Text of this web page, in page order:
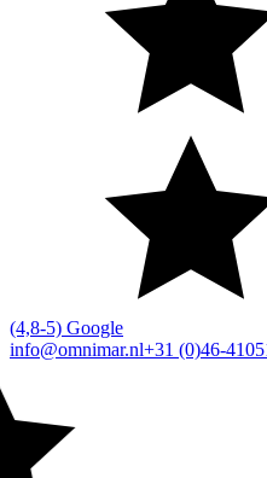
(4,8-5) Google
info@omnimar.nl+31 (0)46-